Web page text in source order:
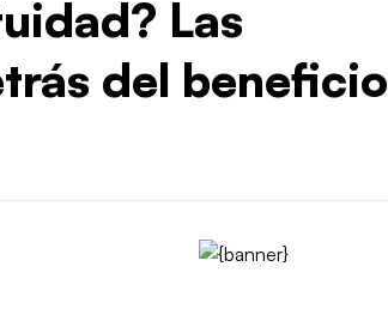
Las
del beneficio